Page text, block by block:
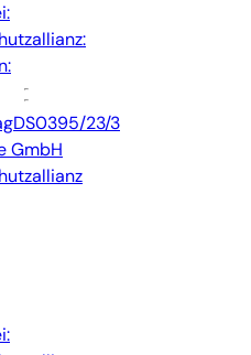
DS0395/23/3
GmbH